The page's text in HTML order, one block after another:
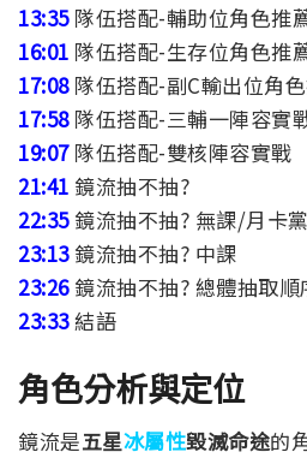
13:35隊伍搭配-輔助位角色推
16:01 隊伍搭配-生存位角色推
17:08 隊伍搭配-副C輸出位角
17:58 隊伍搭配-三輔一陣容實
19:07隊伍搭配-雙核陣容實戰
21:41 鏡流抽不抽?
22:35鏡流抽不抽? 無課/月卡黨
23:13 鏡流抽不抽? 中課
23:26鏡流抽不抽? 總體抽取順
23:33結語
角色分析與定位
鏡流是五星冰屬性毀滅命途的